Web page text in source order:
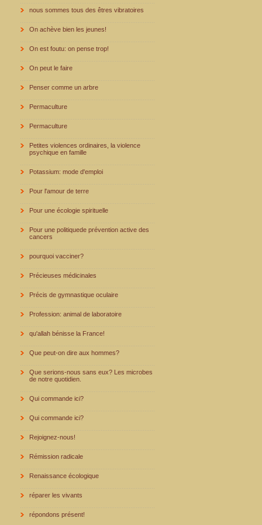
nous sommes tous des êtres vibratoires
On achève bien les jeunes!
On est foutu: on pense trop!
On peut le faire
Penser comme un arbre
Permaculture
Permaculture
Petites violences ordinaires, la violence
psychique en famille
Potassium: mode d'emploi
Pour l'amour de terre
Pour une écologie spirituelle
Pour une politiquede prévention active des
cancers
pourquoi vacciner?
Précieuses médicinales
Précis de gymnastique oculaire
Profession: animal de laboratoire
qu'allah bénisse la France!
Que peut-on dire aux hommes?
Que serions-nous sans eux? Les microbes
de notre quotidien.
Qui commande ici?
Qui commande ici?
Rejoignez-nous!
Rémission radicale
Renaissance écologique
réparer les vivants
répondons présent!